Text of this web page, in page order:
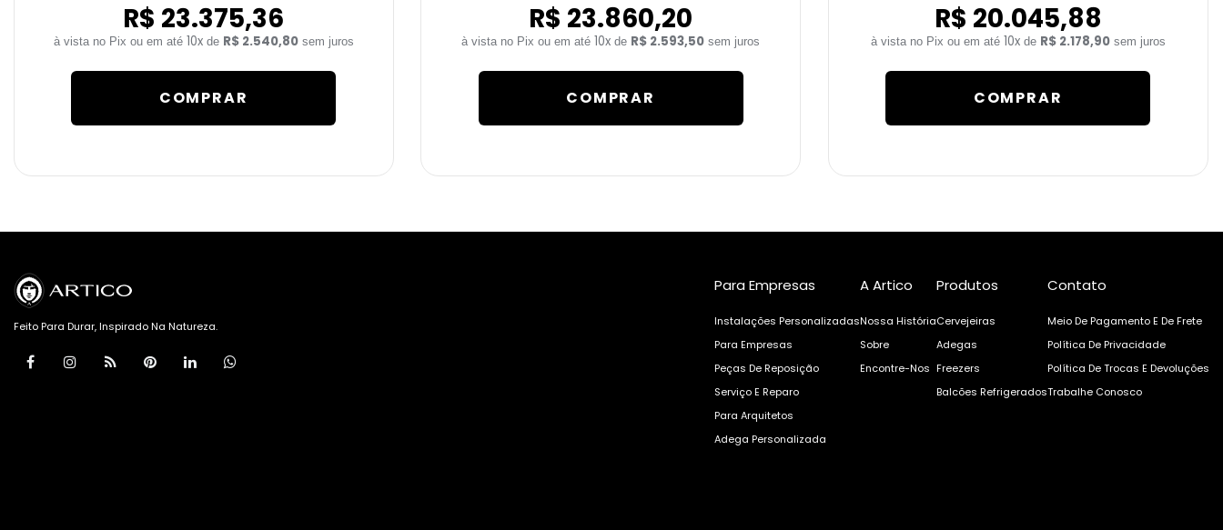
R$ 23.375,36
10xde R$ 2.540,80sem juros
COMPRAR
R$ 23.860,20
10x de R$ 2.593,50 sem juros
COMPRAR
R$ 20.045,88
10xde R$ 2.178,90sem juros
COMPRAR
Feito Para Durar, Inspirado Na Natureza.
Para Empresas
Instalações Personalizadas
Para Empresas
Peças De Reposição
Serviço E Reparo
Para Arquitetos
Adega Personalizada
A Artico
Nossa História
Sobre
Encontre-Nos
Produtos
Cervejeiras
Adegas
Freezers
Balcões Refrigerados
Contato
Meio De Pagamento E De Frete
Política De Privacidade
Política De Trocas E Devoluções
Trabalhe Conosco